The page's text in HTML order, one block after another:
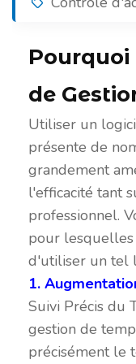
de
Utiliser un
présente de
grandement
l'efficacité tant
professionnel.
pour lesquelles
d'utiliser un tel
1.
Suivi Précis du
gestion de
précisément le